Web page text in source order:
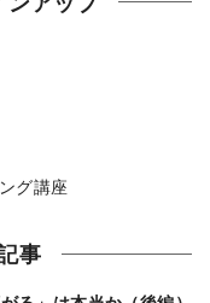
グ講座
事